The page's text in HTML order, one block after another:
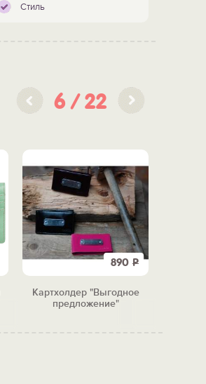
Стиль
6 22
890 Р
Картхолдер "Выгодное
предложение"